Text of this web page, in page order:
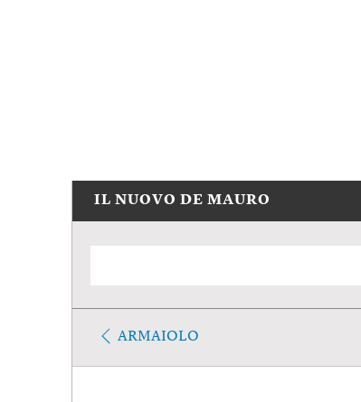
IL NUOVO DE MAURO
ARMAIOLO